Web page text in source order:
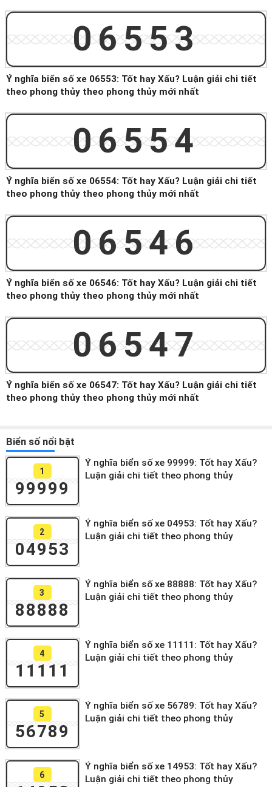
06553
Ý nghĩa biển số xe 06553: Tốt hay Xấu? Luận giải chi tiết
theo phong thủy theo phong thủy mới nhất
06554
Ý nghĩa biển số xe 06554: Tốt hay Xấu? Luận giải chi tiết
theo phong thủy theo phong thủy mới nhất
06546
Ý nghĩa biển số xe 06546: Tốt hay Xấu? Luận giải chi tiết
theo phong thủy theo phong thủy mới nhất
06547
Ý nghĩa biển số xe 06547: Tốt hay Xấu? Luận giải chi tiết
theo phong thủy theo phong thủy mới nhất
Biển số nổi bật
1
99999
Ý nghĩa biển số xe 99999: Tốt hay Xấu?
Luận giải chi tiết theo phong thủy
2
04953
Ý nghĩa biển số xe 04953: Tốt hay Xấu?
Luận giải chi tiết theo phong thủy
3
88888
Ý nghĩa biển số xe 88888: Tốt hay Xấu?
Luận giải chi tiết theo phong thủy
4
11111
Ý nghĩa biển số xe 11111: Tốt hay Xấu?
Luận giải chi tiết theo phong thủy
5
56789
Ý nghĩa biển số xe 56789: Tốt hay Xấu?
Luận giải chi tiết theo phong thủy
6
Ý nghĩa biển số xe 14953: Tốt hay Xấu?
Luận giải chi tiết theo phong thủy